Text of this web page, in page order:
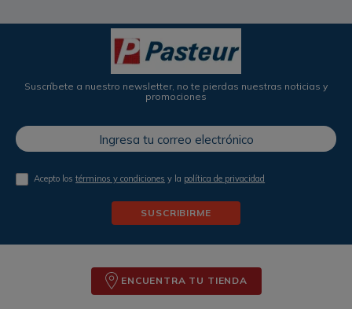
Suscríbete a nuestro newsletter, no te pierdas nuestras noticias y
promociones
Acepto lostérminos y condiciones y la política de privacidad
SUSCRIBIRME
ENCUENTRA TU TIENDA